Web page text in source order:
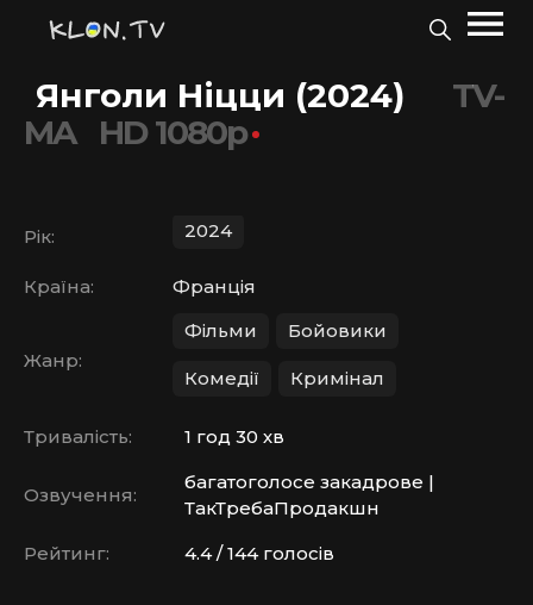
Янголи Ніцци (2024)
TV-
MA
HD 1080p
Рік: 2024
Країна: Франція
Жанр:
Фільми Бойовики
Комедії Кримінал
Тривалість: 1 год 30 хв
Озвучення:
багатоголосе закадрове |
ТакТребаПродакшн
Рейтинг:
4.4 / 144 голосів